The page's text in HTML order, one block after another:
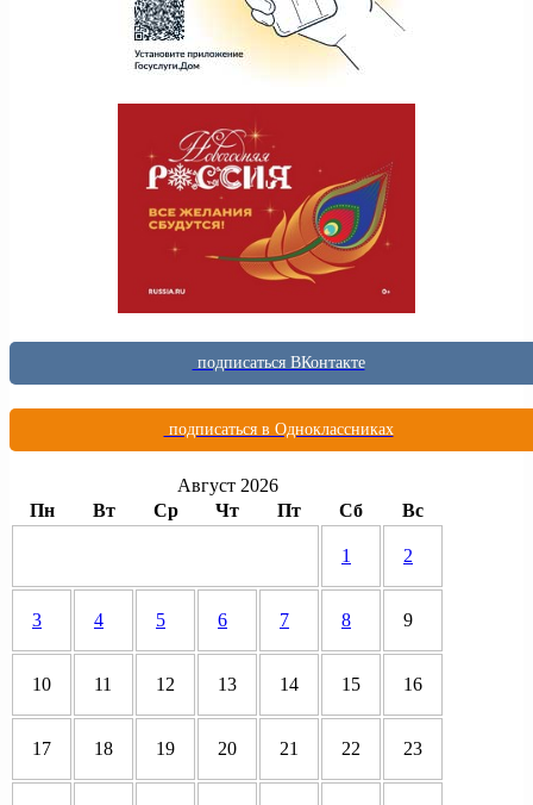
подписаться ВКонтакте
подписаться в Одноклассниках
Август 2026
Пн
Вт Ср Чт Пт Сб Вс
1 2
3 4 5 6 7 8 9
10 11 12 13 14 15 16
17 18 19 20 21 22 23